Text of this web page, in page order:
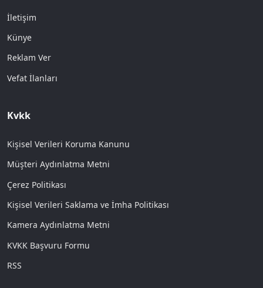
İletişim
Künye
Reklam Ver
Vefat İlanları
Kvkk
Kişisel Verileri Koruma Kanunu
Müşteri Aydınlatma Metni
Çerez Politikası
Kişisel Verileri Saklama ve İmha Politikası
Kamera Aydınlatma Metni
KVKK Başvuru Formu
RSS